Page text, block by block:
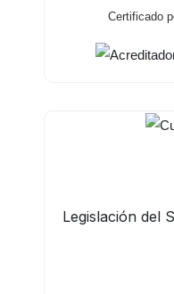
Certificado
Legislación del